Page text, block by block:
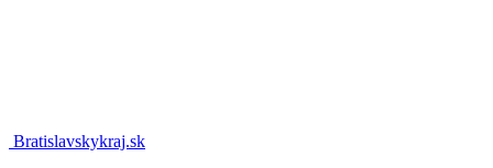
Bratislavskykraj.sk